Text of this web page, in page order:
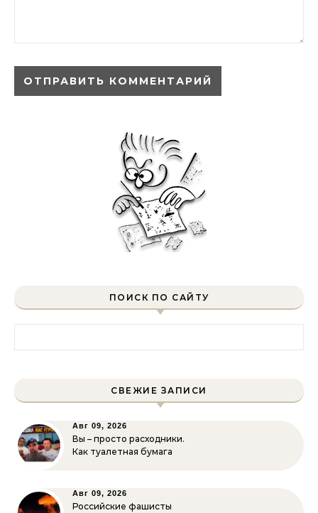
ПОИСК ПО САЙТУ
СВЕЖИЕ ЗАПИСИ
Авг 09, 2026
Вы – просто расходники.
Как туалетная бумага
Авг 09, 2026
Российские фашисты